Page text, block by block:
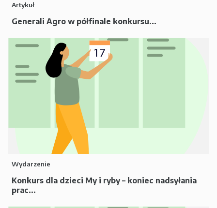
Artykuł
Generali Agro w półfinale konkursu...
Wydarzenie
Konkurs dla dzieci My i ryby – koniec nadsyłania
prac...